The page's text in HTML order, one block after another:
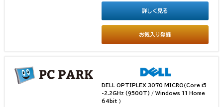
お気入り登録
詳しく見る
DELL OPTIPLEX 3070 MICRO（Core i5
-2.2GHz (9500T) / Windows 11 Home
64bit ）